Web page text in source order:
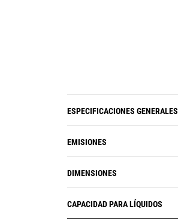
ESPECIFICACIONES GENERALES
EMISIONES
DIMENSIONES
CAPACIDAD PARA LÍQUIDOS